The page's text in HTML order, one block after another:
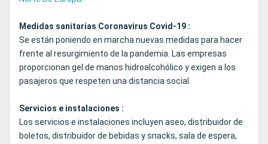
Medidas sanitarias Coronavirus Covid-19 :
Se están poniendo en marcha nuevas medidas para hacer
frente al resurgimiento de la pandemia. Las empresas
proporcionan gel de manos hidroalcohólico y exigen a los
pasajeros que respeten una distancia social.
Servicios e instalaciones :
Los servicios e instalaciones incluyen aseo, distribuidor de
boletos, distribuidor de bebidas y snacks, sala de espera,